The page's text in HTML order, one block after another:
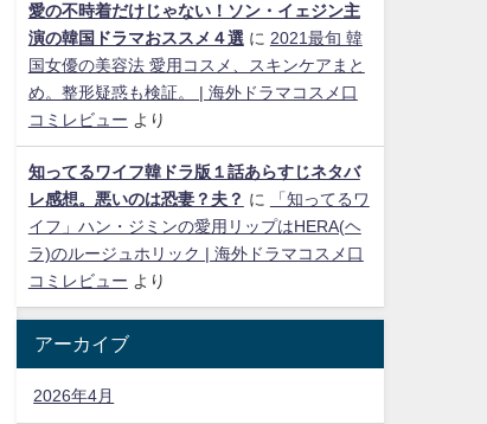
愛の不時着だけじゃない！ソン・イェジン主
演の韓国ドラマおススメ４選に 2021最旬 韓
国女優の美容法 愛用コスメ、スキンケアまと
め。整形疑惑も検証。 | 海外ドラマコスメ口
コミレビュー より
知ってるワイフ韓ドラ版１話あらすじネタバ
レ感想。悪いのは恐妻？夫？ に
「知ってるワ
イフ」ハン・ジミンの愛用リップはHERA(ヘ
ラ)のルージュホリック | 海外ドラマコスメ口
コミレビュー より
アーカイブ
2026年4月